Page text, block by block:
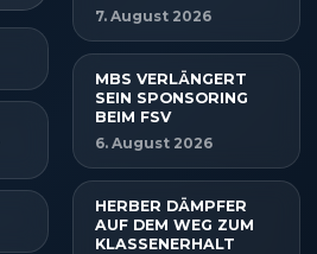
7. August 2026
MBS VERLÄNGERT
SEIN SPONSORING
BEIM FSV
6. August 2026
HERBER DÄMPFER
AUF DEM WEG ZUM
KLASSENERHALT